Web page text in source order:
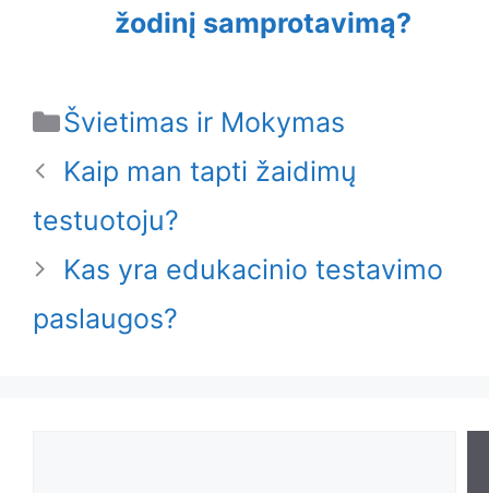
žodinį samprotavimą?
Categories
Švietimas ir Mokymas
Kaip man tapti žaidimų
testuotoju?
Kas yra edukacinio testavimo
paslaugos?